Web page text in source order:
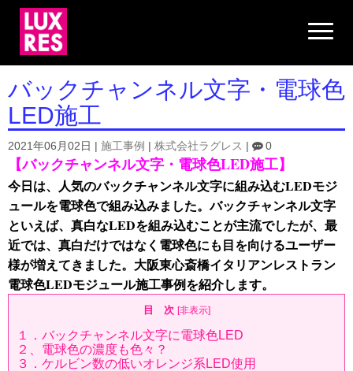
N
a
i
a
o
バックチャンネル文字・電球色
LED施工
2021年06月02日 施工事例 株式会社ラグレス 0
【バックチャンネル文字・電球色LED施工】
今日は、人気のバックチャンネル文字に組み込むLEDモジ
ュールを電球色で組み込みました。バックチャンネル文字
といえば、真白なLEDを組み込むことが主流でしたが、最
近では、真白だけではなく電球色にも目を向けるユーザー
様が増えてきました。大阪東心斎橋イタリアンレストラン
電球色LEDモジュール施工事例を紹介します。
目 次 [非表示]
１．バックチャンネル文字に電球色LED
２、電球色の濃度も色々？
３．ケルビン数の低いオレンジ系LED使用